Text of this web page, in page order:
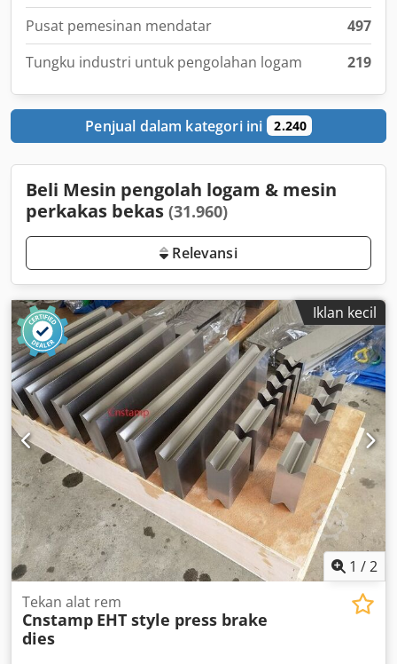
Pusat pemesinan mendatar
497
Tungku industri untuk pengolahan logam
219
Penjual dalam kategori ini 2.240
Beli Mesin pengolah logam & mesin
perkakas bekas (31.960)
Relevansi
Iklan kecil
1 /2
Tekan alat rem
Cnstamp EHT style press brake
dies